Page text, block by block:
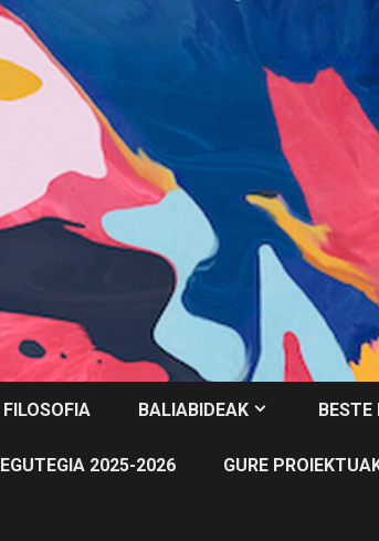
FILOSOFIA BALIABIDEAK
EGUTEGIA 2025-2026 GURE